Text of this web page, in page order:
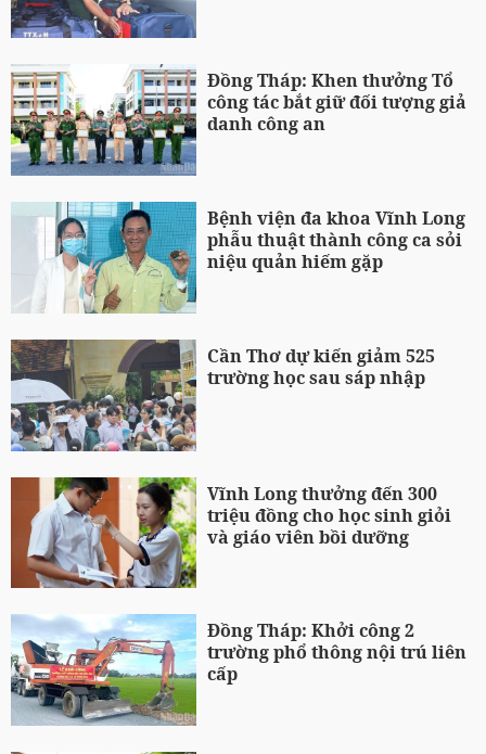
Đồng Tháp: Khen thưởng Tổ
công tác bắt giữ đối tượng giả
danh công an
Bệnh viện đa khoa Vĩnh Long
phẫu thuật thành công ca sỏi
niệu quản hiếm gặp
Cần Thơ dự kiến giảm 525
trường học sau sáp nhập
Vĩnh Long thưởng đến 300
triệu đồng cho học sinh giỏi
và giáo viên bồi dưỡng
Đồng Tháp: Khởi công 2
trường phổ thông nội trú liên
cấp